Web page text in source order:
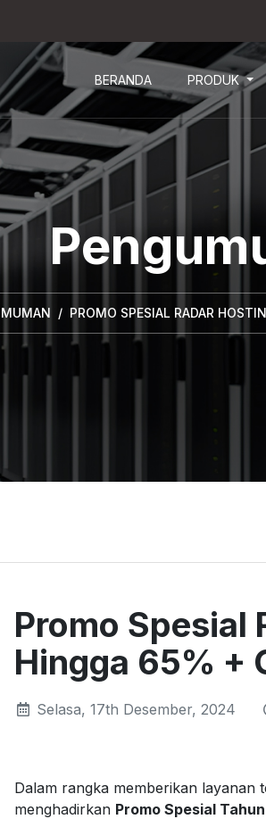
BERANDA PRODUK
PROMO SPESIAL RADAR
Promo Spesial
Hingga 65% +
Selasa, 17th Desember, 2024
Dalam rangka memberikan layanan
menghadirkan Promo Spesial